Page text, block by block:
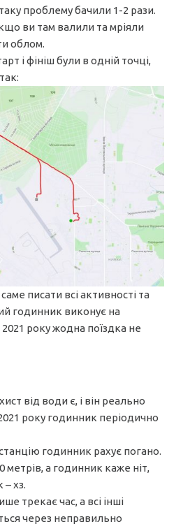
проблему бачили 1-2 рази.
ви там валили та мріяли
облом.
і фініш були в одній точці,
писати всі активності та
годинник виконує на
2021 року жодна поїздка не
від води є, і він реально
року годинник періодично
годинник рахує погано.
метрів, а годинник каже ніт,
– хз.
трекає час, а всі інші
через неправильно